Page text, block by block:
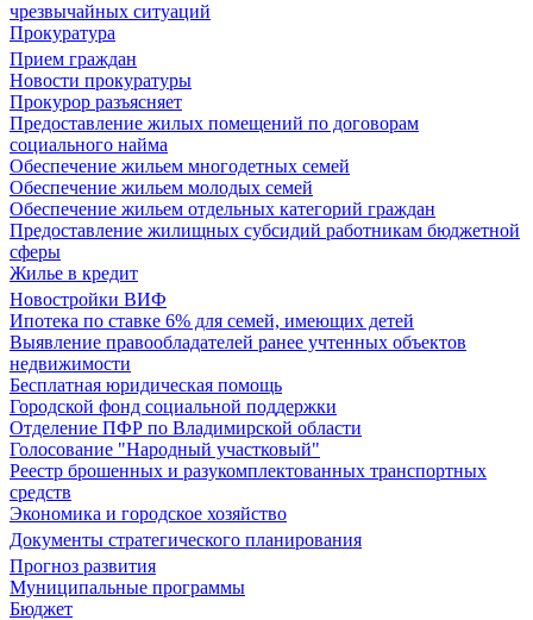
чрезвычайных ситуаций
Прокуратура
Прием граждан
Новости прокуратуры
Прокурор разъясняет
Предоставление жилых помещений по договорам
социального найма
Обеспечение жильем многодетных семей
Обеспечение жильем молодых семей
Обеспечение жильем отдельных категорий граждан
Предоставление жилищных субсидий работникам бюджетной
сферы
Жилье в кредит
Новостройки ВИФ
Ипотека по ставке 6% для семей, имеющих детей
Выявление правообладателей ранее учтенных объектов
недвижимости
Бесплатная юридическая помощь
Городской фонд социальной поддержки
Отделение ПФР по Владимирской области
Голосование "Народный участковый"
Реестр брошенных и разукомплектованных транспортных
средств
Экономика и городское хозяйство
Документы стратегического планирования
Прогноз развития
Муниципальные программы
Бюджет